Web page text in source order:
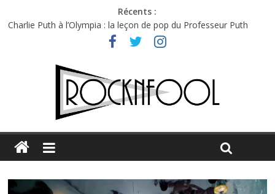
Récents :
Charlie Puth à l’Olympia : la leçon de pop du Professeur Puth
Festival Triptyque : un nouveau festival de musique indépendant
Hellfest 2026 vendredi : température et émotions en hausse
Hellfest 2026 jeudi : impossible de choisir entre chaleur et bonne
Première édition du Midgard Festival : entre bière, métal et